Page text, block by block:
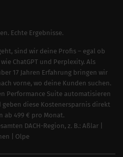
Echte Ergebnisse.
sind wir deine Profis – egal ob
ChatGPT und Perplexity. Als
17 Jahren Erfahrung bringen wir
vorne, wo deine Kunden suchen.
Performance Suite automatisieren
geben diese Kostenersparnis direkt
ab 499 € pro Monat.
DACH-Region, z. B.: Aßlar
Olpe